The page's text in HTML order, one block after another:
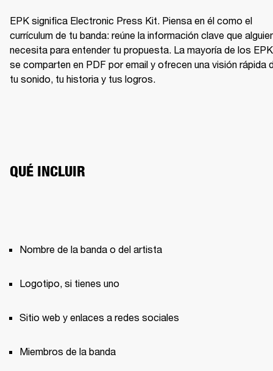
EPK significa Electronic Press Kit. Piensa en él como el
currículum de tu banda: reúne la información clave que
necesita para entender tu propuesta. La mayoría de los EPK
se comparten en PDF por email y ofrecen una visión rápida
tu sonido, tu historia y tus logros.
QUÉ INCLUIR
Nombre de la banda o del artista
Logotipo, si tienes uno
Sitio web y enlaces a redes sociales
Miembros de la banda